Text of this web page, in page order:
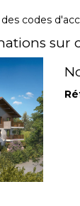
codes
sur